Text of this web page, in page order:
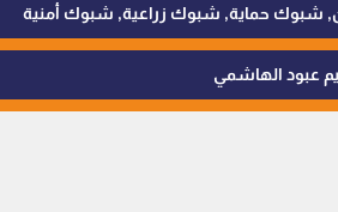
شبوك حماية, شبوك زراعية, شبوك أمنية
عبود الهاشمي